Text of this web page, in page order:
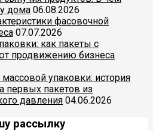
дома 06.08.2026
фасовочной
07.07.2026
как пакеты с
продвижению бизнеса
упаковки: история
первых пакетов из
давления 04.06.2026
рассылку